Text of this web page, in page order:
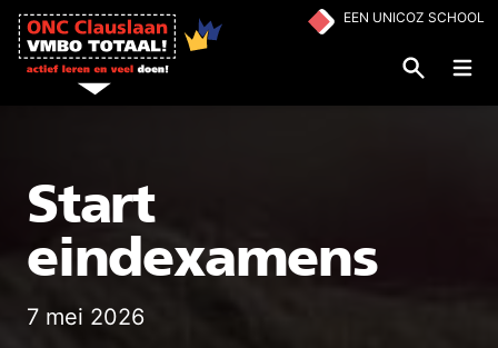
Ga naar de inhoud EEN UNICOZ SCHOOL
Start
eindexamens
7 mei 2026